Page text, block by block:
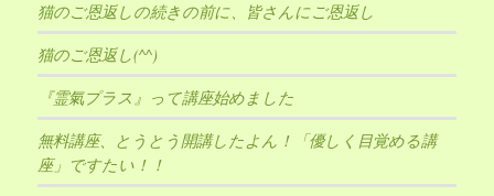
猫のご恩返しの続きの前に、皆さんにご恩返し
猫のご恩返し(^^)
『霊氣プラス』って講座始めました
無料講座、とうとう開講したよん！「優しく目覚める講
座」ですたい！！